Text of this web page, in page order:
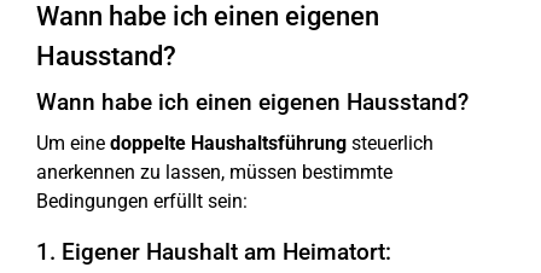
Wann habe ich einen eigenen
Hausstand?
Wann habe ich einen eigenen Hausstand?
Um eine doppelte Haushaltsführung steuerlich
anerkennen zu lassen, müssen bestimmte
Bedingungen erfüllt sein:
1. Eigener Haushalt am Heimatort: